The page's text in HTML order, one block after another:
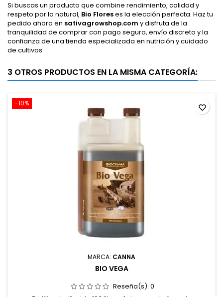
Si buscas un producto que combine rendimiento, calidad y
respeto por lo natural, Bio Floreses la elección perfecta. Haz tu
pedido ahora en sativagrowshop.com y disfruta de la
tranquilidad de comprar con pago seguro, envío discreto y la
confianza de una tienda especializada en nutrición y cuidado
de cultivos.
3 OTROS PRODUCTOS EN LA MISMA CATEGORÍA:
-10%
MARCA: CANNA
BIO VEGA
Reseña(s): 0
favorite_border